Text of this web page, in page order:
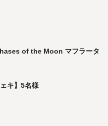
of the Moon マフラータ
キ】5名様